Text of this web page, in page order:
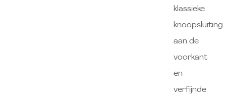
klassieke
knoopsluiting
aan de
voorkant
en
verfijnde